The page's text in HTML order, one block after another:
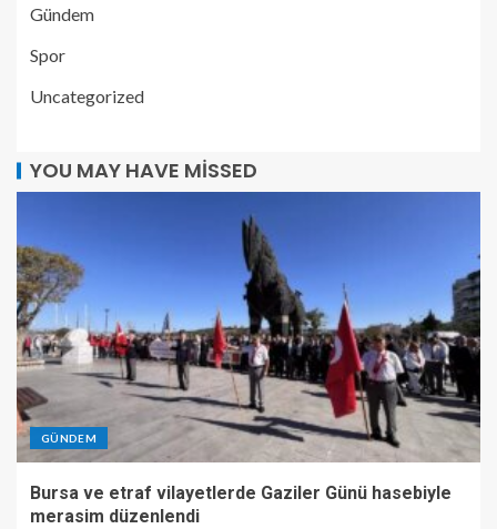
Gündem
Spor
Uncategorized
YOU MAY HAVE MISSED
GÜNDEM
Bursa ve etraf vilayetlerde Gaziler Günü hasebiyle
merasim düzenlendi